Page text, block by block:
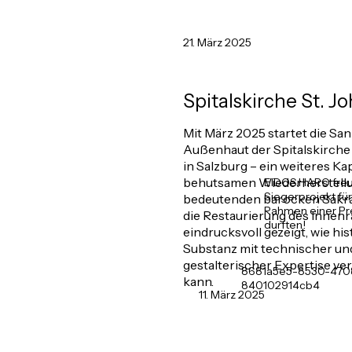
21. März 2025
Spitalskirche St.
Mit März 2025 startet die
Außenhaut der Spitalskirche
in Salzburg – ein weiteres
behutsamen
bedeutenden barocken
die Restaurierung des
eindrucksvoll gezeigt, wie
Substanz mit technischer
gestalterischer Expertise
kann.
EIDOS.HARO
Siegerprojekt für
Rahmen einer
durften!
11. März 2025
8681a5e5-8530-
840102914cb4